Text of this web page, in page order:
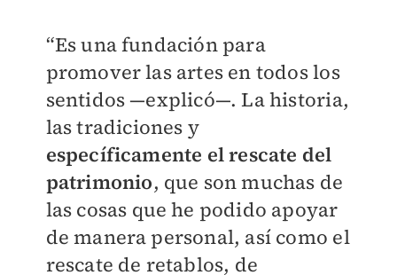
“Es una fundación para
promover las artes en todos los
sentidos —explicó—. La historia,
las tradiciones y
específicamente el rescate del
patrimonio, que son muchas de
las cosas que he podido apoyar
de manera personal, así como el
rescate de retablos, de